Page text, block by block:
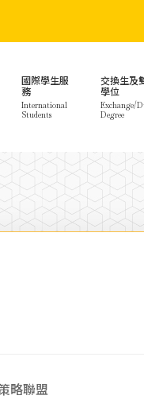
國際學生服
務
International
Students
交換生及
學位
Exchange/
Degree
略聯盟